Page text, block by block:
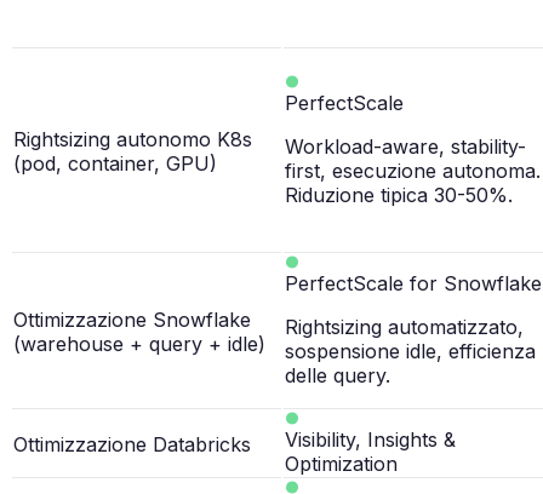
Rightsizing autonomo K8s
(pod, container, GPU)
PerfectScale
Workload-aware, stability-
first, esecuzione autonoma.
Riduzione tipica 30-50%.
Ottimizzazione Snowflake
(warehouse + query + idle)
PerfectScale for Snowflake
Rightsizing automatizzato,
sospensione idle, efficienza
delle query.
Ottimizzazione Databricks
Visibility, Insights &
Optimization